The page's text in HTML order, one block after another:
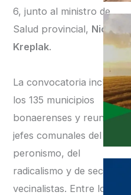
6, junto al ministro de
Salud provincial, Nicolás
Kreplak.
La convocatoria incluyó a
los 135 municipios
bonaerenses y reunió a
jefes comunales del
peronismo, del
radicalismo y de sectores
vecinalistas. Entre los